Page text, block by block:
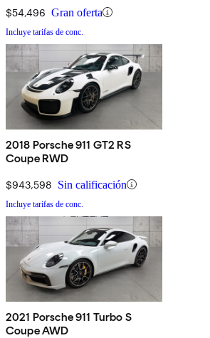
$54,496 Gran oferta
Incluye tarifas de conc.
2018 Porsche 911 GT2 RS
Coupe RWD
$943,598 Sin calificación
Incluye tarifas de conc.
2021 Porsche 911 Turbo S
Coupe AWD